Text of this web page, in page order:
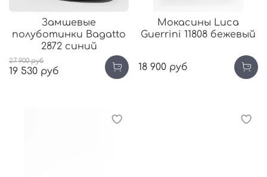
Замшевые
полуботинки Bagatto
2872 синий
27 900 руб
19 530 руб
Мокасины Luca
Guerrini 11808 бежевый
18 900 руб